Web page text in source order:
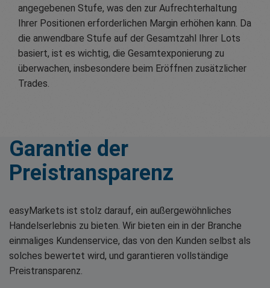
angegebenen Stufe, was den zur Aufrechterhaltung
Ihrer Positionen erforderlichen Margin erhöhen kann. Da
die anwendbare Stufe auf der Gesamtzahl Ihrer Lots
basiert, ist es wichtig, die Gesamtexponierung zu
überwachen, insbesondere beim Eröffnen zusätzlicher
Trades.
Garantie der
Preistransparenz
easyMarkets ist stolz darauf, ein außergewöhnliches
Handelserlebnis zu bieten. Wir bieten ein in der Branche
einmaliges Kundenservice, das von den Kunden selbst als
solches bewertet wird, und garantieren vollständige
Preistransparenz.